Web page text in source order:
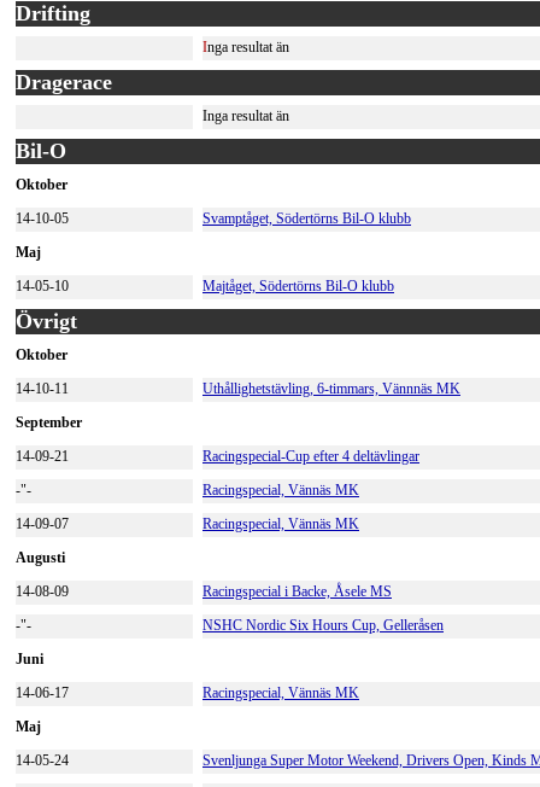
Drifting
Inga resultat än
Dragerace
Inga resultat än
Bil-O
Oktober
14-10-05
Svamptåget, Södertörns Bil-O klubb
Maj
14-05-10
Majtåget, Södertörns Bil-O klubb
Övrigt
Oktober
14-10-11
Uthållighetstävling, 6-timmars, Vännnäs MK
September
14-09-21
Racingspecial-Cup efter 4 deltävlingar
-"-
Racingspecial, Vännäs MK
14-09-07
Racingspecial, Vännäs MK
Augusti
14-08-09
Racingspecial i Backe, Åsele MS
-"-
NSHC Nordic Six Hours Cup, Gelleråsen
Juni
14-06-17
Racingspecial, Vännäs MK
Maj
14-05-24
Svenljunga Super Motor Weekend, Drivers Open, Kinds